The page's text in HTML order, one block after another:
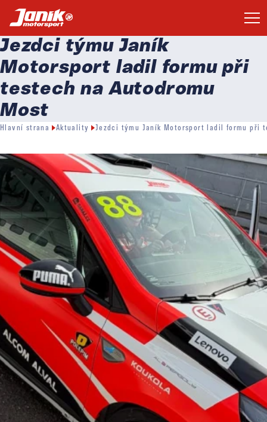
Jezdci týmu Janík
Motorsport ladil formu při
testech na Autodromu
Most
Hlavní strana Aktuality Jezdci týmu Janík Motorsport ladil formu při